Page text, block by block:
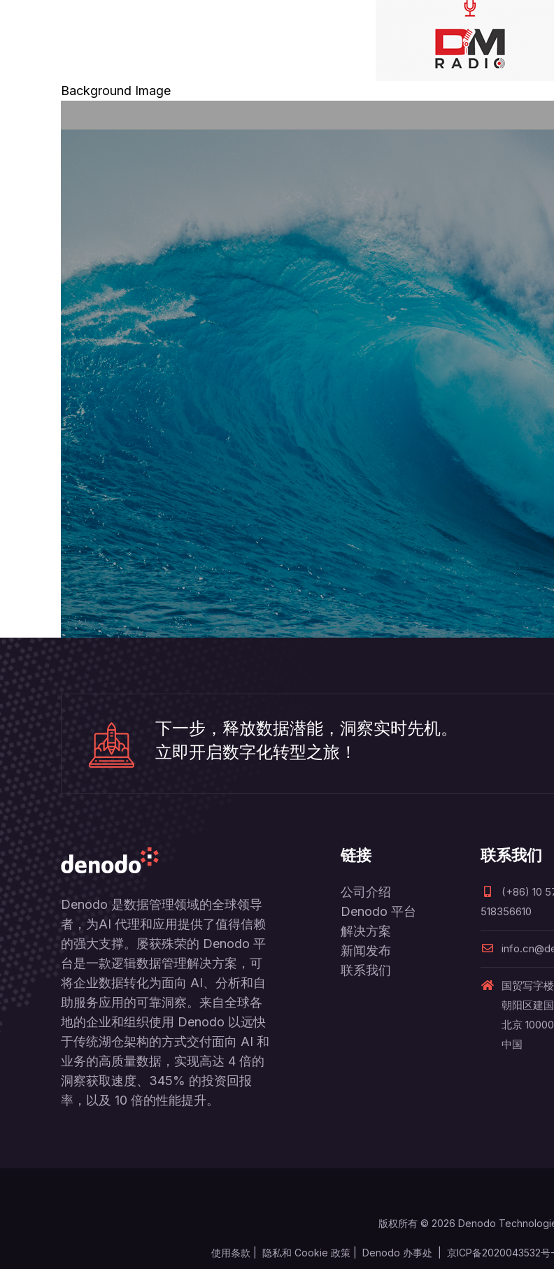
Background Image
下一步，释放数据潜能，洞察实时先机。
立即开启数字化转型之旅！
Denodo 是数据管理领域的全球领导
者，为AI 代理和应用提供了值得信赖
的强大支撑。屡获殊荣的 Denodo 平
台是一款逻辑数据管理解决方案，可
将企业数据转化为面向 AI、分析和自
助服务应用的可靠洞察。来自全球各
地的企业和组织使用 Denodo 以远快
于传统湖仓架构的方式交付面向 AI 和
业务的高质量数据，实现高达 4 倍的
洞察获取速度、345% 的投资回报
率，以及 10 倍的性能提升。
链接
公司介绍
Denodo 平台
解决方案
新闻发布
联系我们
联系我们
(+86) 10
518356610
国贸写字
朝阳区建
北京
中国
版权所有 © 2026 Denodo
使用条款 隐私和 Cookie 政策 Denodo 办事处 京ICP备2020043532号